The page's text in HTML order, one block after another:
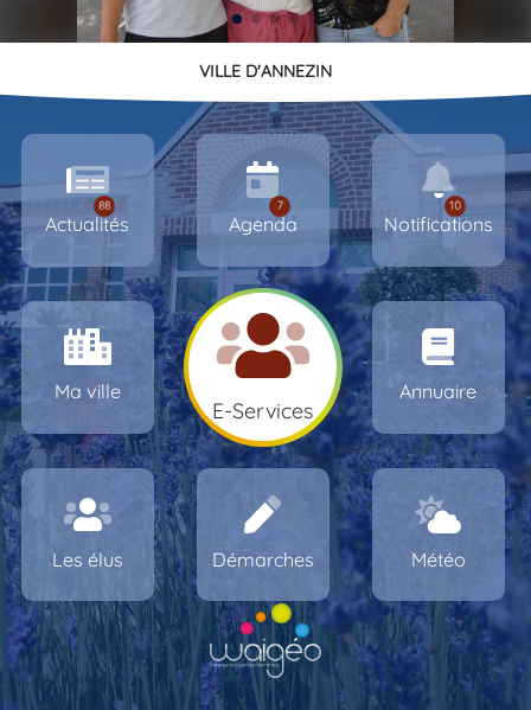
VILLE D'ANNEZIN
Actualités Agenda Notifications
Ma ville
E-Services
Annuaire
Les élus Démarches Météo